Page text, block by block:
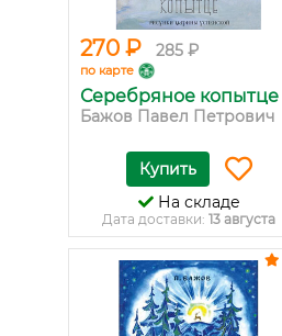
270 ₽ 285 ₽
по карте
Серебряное копытце
Бажов Павел Петрович
Купить
На складе
Дата доставки: 13 августа